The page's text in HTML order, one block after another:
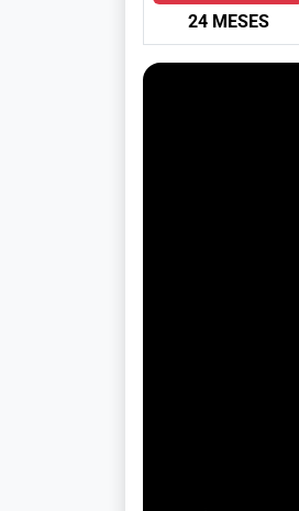
24 MESES